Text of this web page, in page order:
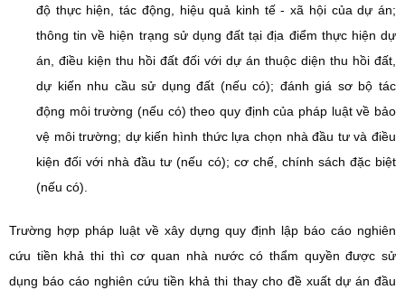
độ thực hiện, tác động, hiệu quả kinh tế - xã hội của dự án;
thông tin về hiện trạng sử dụng đất tại địa điểm thực hiện dự
án, điều kiện thu hồi đất đối với dự án thuộc diện thu hồi đất,
dự kiến nhu cầu sử dụng đất (nếu có); đánh giá sơ bộ tác
động môi trường (nếu có) theo quy định của pháp luật về bảo
vệ môi trường; dự kiến hình thức lựa chọn nhà đầu tư và điều
kiện đối với nhà đầu tư (nếu có); cơ chế, chính sách đặc biệt
(nếu có).
Trường hợp pháp luật về xây dựng quy định lập báo cáo nghiên
cứu tiền khả thi thì cơ quan nhà nước có thẩm quyền được sử
dụng báo cáo nghiên cứu tiền khả thi thay cho đề xuất dự án đầu